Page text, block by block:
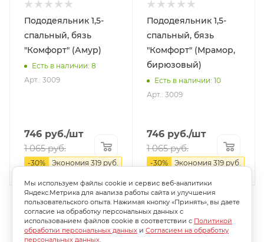
Пододеяльник 1,5-
спальный, бязь
"Комфорт" (Амур)
Есть в наличии: 8
Арт.: 3009
746 руб./шт
1 065руб.
-30% Экономия 319 руб.
Пододеяльник 1,5-
спальный, бязь
"Комфорт" (Мрамор,
бирюзовый)
Есть в наличии: 10
Арт.: 3009
746 руб./шт
1 065руб.
-30% Экономия 319 руб.
Мы используем файлы cookie и сервис веб-аналитики
Яндекс.Метрика для анализа работы сайта и улучшения
пользовательского опыта. Нажимая кнопку «Принять», вы даете
согласие на обработку персональных данных с
использованием файлов cookie в соответствии с Политикой
обработки персональных данных и Согласием на обработку
персональных данных.